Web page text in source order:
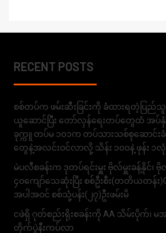
RECENT POSTS
စစ်တပ်က ဖမ်းဆီးခြင်းကို ခံထားရတဲ့ပြ
ယူဆောင်ပြီး တော်လှန်ရေးတပ်တွေထံ အပ်နှံလို့
ခုက္ကူ တပ်မ ၁၀၁က တပ်သားသစ်စုဆောင်
တွေနဲ့အလင်းဝင်လာလို့ သိန်း ၁၀၀နဲ့ ဖုန်း ၁လုံး
မဲပလီစခန်းက ဒုတပ်ရင်းမှူး ဗိုလ်မှူးခန့်နိုင်၊ ဗို
၄၀ကျော်သေဆုံးပြီး စစ်ဦးစီး(တတိယတန်း
အပါအဝင် စစ်သုံ့ပန်း(၂၇)ဦးဖမ်းမိ
ငဖဲရှိ ဂုတ်စည်းရိုးစခန်းကို AA သိမ်းပိုက်၊
တိုက်ပွဲနီးကပ်လာ